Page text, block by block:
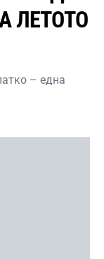
ЛЕТОТО
– една